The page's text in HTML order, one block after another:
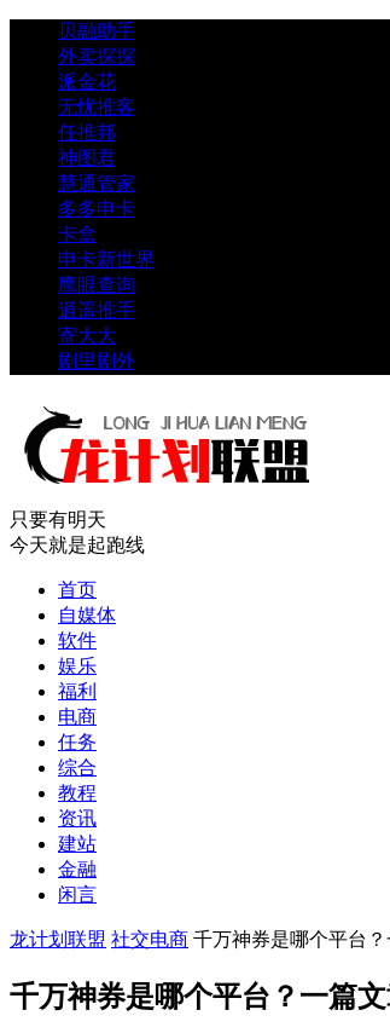
贝融助手
外卖探探
派金花
无忧推客
任推邦
神图君
慧通管家
多多申卡
卡盒
申卡新世界
鹰眼查询
逍遥推手
寄大大
剧里剧外
只要有明天
今天就是起跑线
首页
自媒体
软件
娱乐
福利
电商
任务
综合
教程
资讯
建站
金融
闲言
龙计划联盟 社交电商 千万神券是哪个平台
千万神券是哪个平台？一篇